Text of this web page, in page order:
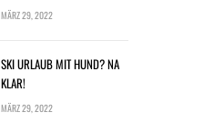
MÄRZ 29, 2022
SKI URLAUB MIT HUND? NA
KLAR!
MÄRZ 29, 2022